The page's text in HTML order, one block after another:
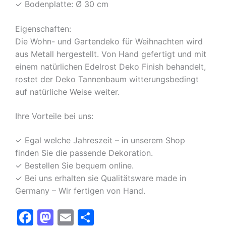
✓ Bodenplatte: Ø 30 cm
Eigenschaften:
Die Wohn- und Gartendeko für Weihnachten wird
aus Metall hergestellt. Von Hand gefertigt und mit
einem natürlichen Edelrost Deko Finish behandelt,
rostet der Deko Tannenbaum witterungsbedingt
auf natürliche Weise weiter.
Ihre Vorteile bei uns:
✓ Egal welche Jahreszeit – in unserem Shop
finden Sie die passende Dekoration.
✓ Bestellen Sie bequem online.
✓ Bei uns erhalten sie Qualitätsware made in
Germany – Wir fertigen von Hand.
F
M E